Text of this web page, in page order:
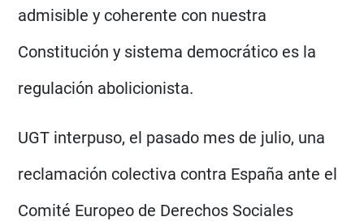
admisible y coherente con nuestra
Constitución y sistema democrático es la
regulación abolicionista.
UGT interpuso, el pasado mes de julio, una
reclamación colectiva contra España ante el
Comité Europeo de Derechos Sociales